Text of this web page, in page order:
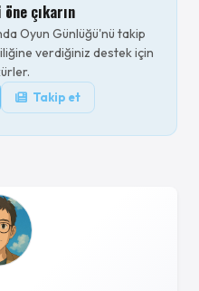
çıkarın
Oyun Günlüğü'nü takip
verdiğiniz destek için
Takip et